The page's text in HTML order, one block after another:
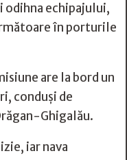
odihna echipajului,
în porturile
are la bord un
conduși de
Ghigalău.
iar nava